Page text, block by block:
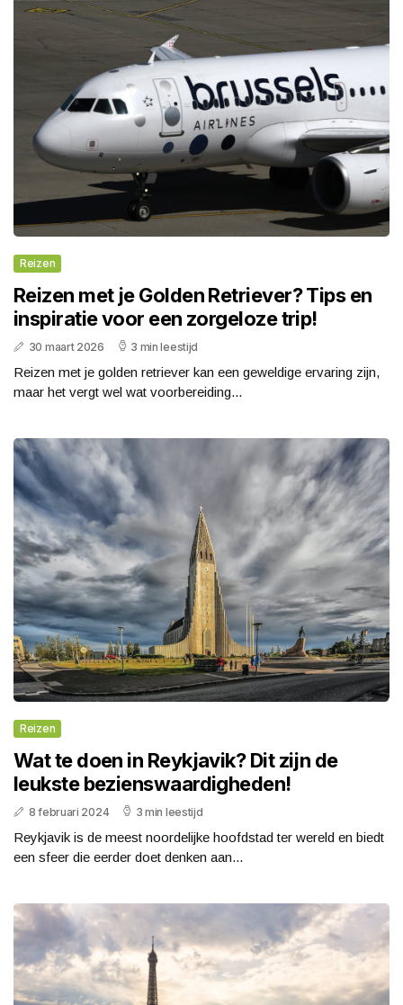
Reizen
Reizen met je Golden Retriever? Tips en
inspiratie voor een zorgeloze trip!
30 maart 2026 3 min leestijd
Reizen met je golden retriever kan een geweldige ervaring zijn,
maar het vergt wel wat voorbereiding...
Reizen
Wat te doen in Reykjavik? Dit zijn de
leukste bezienswaardigheden!
8 februari 2024 3 min leestijd
Reykjavik is de meest noordelijke hoofdstad ter wereld en biedt
een sfeer die eerder doet denken aan...